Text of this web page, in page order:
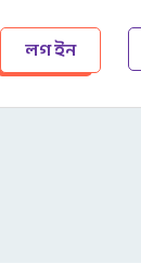
লগ ইন